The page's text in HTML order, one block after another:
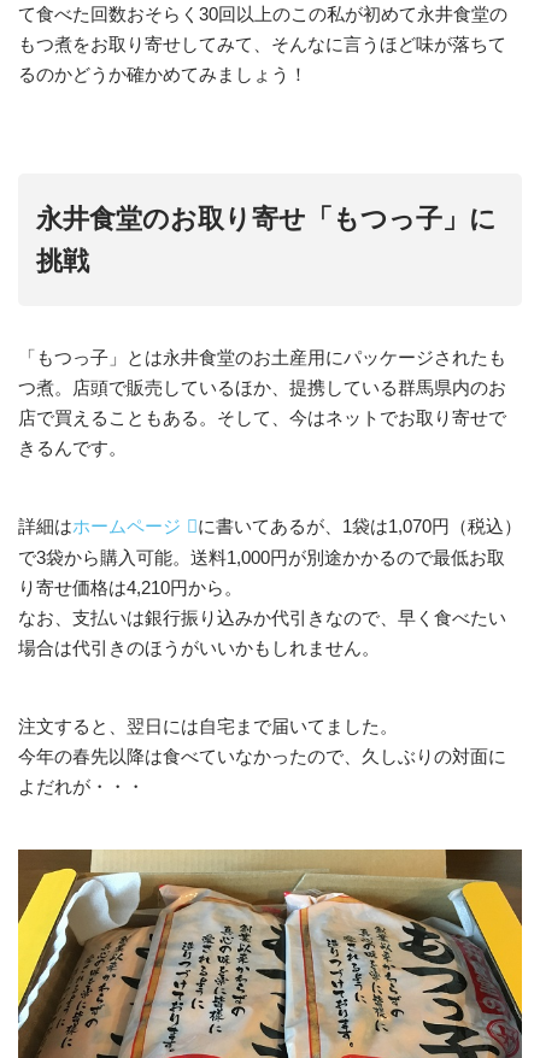
て食べた回数おそらく30回以上のこの私が初めて永井食堂の
もつ煮をお取り寄せしてみて、そんなに言うほど味が落ちて
るのかどうか確かめてみましょう！
永井食堂のお取り寄せ「もつっ子」に
挑戦
「もつっ子」とは永井食堂のお土産用にパッケージされたも
つ煮。店頭で販売しているほか、提携している群馬県内のお
店で買えることもある。そして、今はネットでお取り寄せで
きるんです。
詳細はホームページ
に書いてあるが、1袋は1,070円（税込）
で3袋から購入可能。送料1,000円が別途かかるので最低お取
り寄せ価格は4,210円から。
なお、支払いは銀行振り込みか代引きなので、早く食べたい
場合は代引きのほうがいいかもしれません。
注文すると、翌日には自宅まで届いてました。
今年の春先以降は食べていなかったので、久しぶりの対面に
よだれが・・・